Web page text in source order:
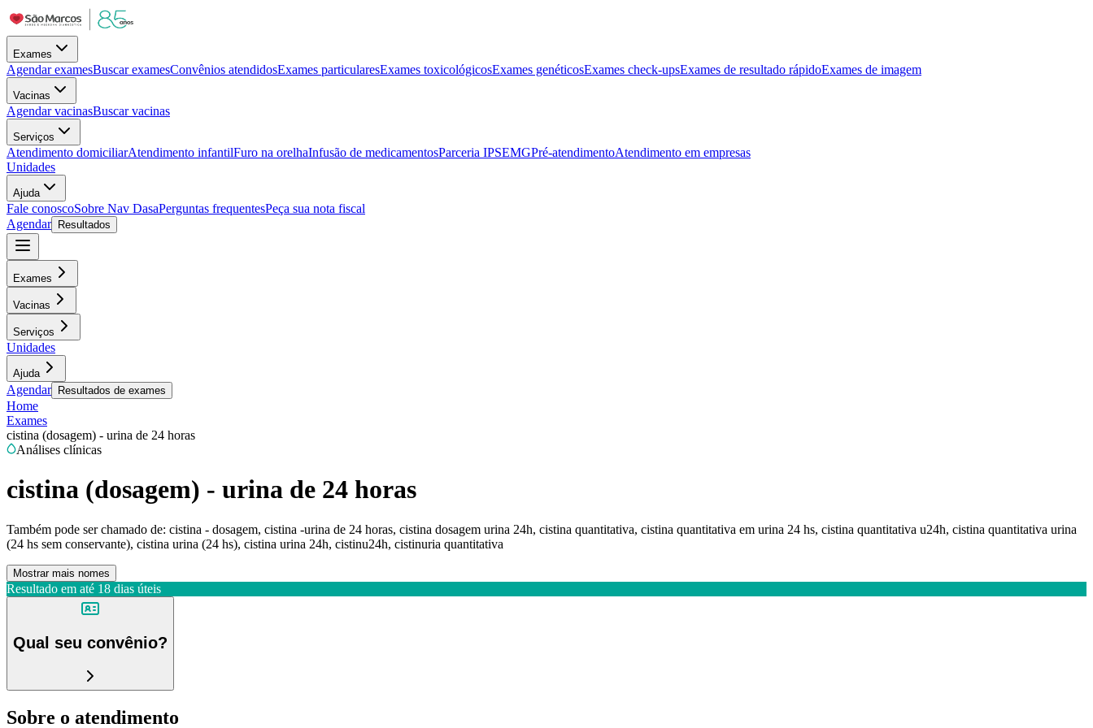
Exames
Agendar examesBuscar examesConvênios atendidosExames particularesExames toxicológicosExames genéticosExames check-upsExames de resultado rápidoExames de imagem
Vacinas
Agendar vacinasBuscar vacinas
Serviços
Atendimento domiciliarAtendimento infantilFuro na orelhaInfusão de medicamentosParceria IPSEMGPré-atendimentoAtendimento em empresas
Unidades
Ajuda
Fale conoscoSobre Nav DasaPerguntas frequentesPeça sua nota fiscal
Agendar
Resultados
Exames
Vacinas
Serviços
Unidades
Ajuda
Agendar Resultados de exames
Home
Exames
cistina (dosagem) - urina de 24 horas
Análises clínicas
cistina (dosagem) - urina de 24 horas
Também pode ser chamado de: cistina - dosagem, cistina -urina de 24 horas, cistina dosagem urina 24h, cistina quantitativa, cistina quantitativa em urina 24 hs, cistina quantitativa u24h, cistina quantitativa urina
(24 hs sem conservante), cistina urina (24 hs), cistina urina 24h, cistinu24h, cistinuria quantitativa
Mostrar mais nomes
Resultado em até 18 dias úteis
Qual seu convênio?
Sobre o atendimento